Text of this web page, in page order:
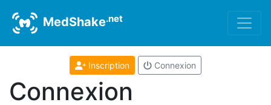
MedShake.net
Inscription Connexion
Connexion